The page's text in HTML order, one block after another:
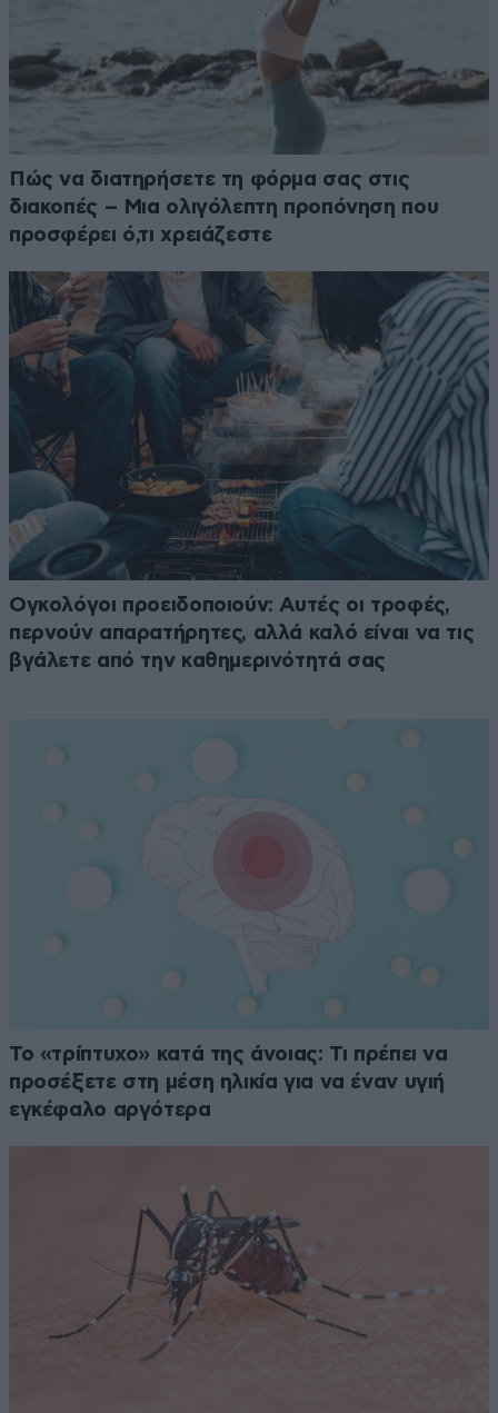
Πώς να διατηρήσετε τη φόρμα σας στις
διακοπές – Μια ολιγόλεπτη προπόνηση που
προσφέρει ό,τι χρειάζεστε
Ογκολόγοι προειδοποιούν: Αυτές οι τροφές,
περνούν απαρατήρητες, αλλά καλό είναι να τις
βγάλετε από την καθημερινότητά σας
Το «τρίπτυχο» κατά της άνοιας: Τι πρέπει να
προσέξετε στη μέση ηλικία για να έναν υγιή
εγκέφαλο αργότερα